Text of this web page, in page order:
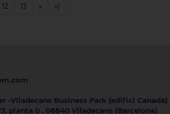
12 13 » »|
-Viladecans Business Park (edifici Canadà)
planta 0 . 08840 Viladecans (Barcelona)